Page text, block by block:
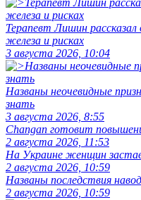
Терапевт Лишин
железа и рисках
3 августа 2026, 10:04
Названы неочевидные
знать
3 августа 2026, 8:55
Changan готовит
2 августа 2026, 11:53
На Украине женщин
2 августа 2026, 10:59
Названы последствия
2 августа 2026, 10:59